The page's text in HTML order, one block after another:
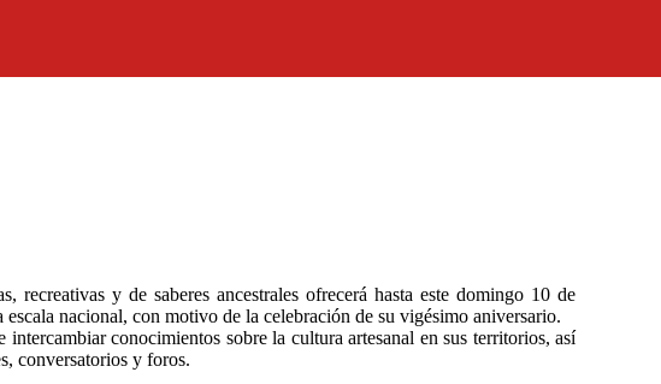
recreativas y de saberes ancestrales ofrecerá hasta este domingo 10 de
nacional, con motivo de la celebración de su vigésimo aniversario.
conocimientos sobre la cultura artesanal en sus territorios, así
conversatorios y foros.